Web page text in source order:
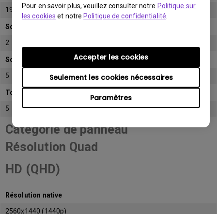
Pour en savoir plus, veuillez consulter notre Politique sur
les cookies et notrePolitique de confidentialité
Paramètres
Seulement les cookies nécessaires
Accepter les cookies
1920x1080 (1080p)
Sous-pixel lumineux
2
Sous-pixel sombre
5
Total de sous-pixels admissibles
5
Catégorie de panneau
Résolution Quad
HD (QHD)
Résolution native
2560x1440 (1440p)